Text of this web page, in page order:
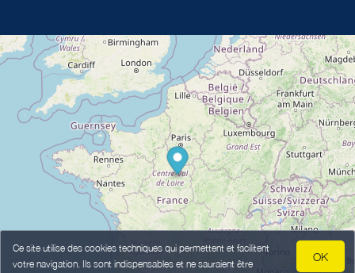
Ce site utilise des cookies techniques qui permettent et facilitent
votre navigation. Ils sont indispensables et ne sauraient être
OK